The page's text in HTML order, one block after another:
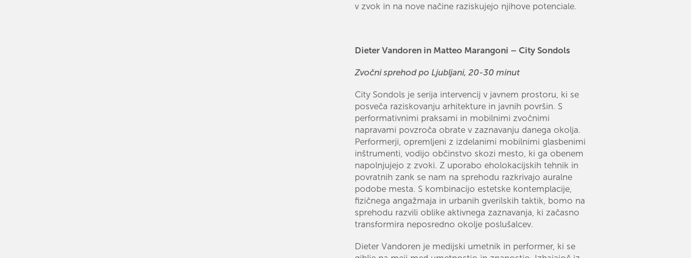
v zvok in na nove načine raziskujejo njihove potenciale.
Dieter Vandoren in Matteo Marangoni – City Sondols
Zvočni sprehod po Ljubljani, 20-30 minut
City Sondols je serija intervencij v javnem prostoru, ki se
posveča raziskovanju arhitekture in javnih površin. S
performativnimi praksami in mobilnimi zvočnimi
napravami povzroča obrate v zaznavanju danega okolja.
Performerji, opremljeni z izdelanimi mobilnimi glasbenimi
inštrumenti, vodijo občinstvo skozi mesto, ki ga obenem
napolnjujejo z zvoki. Z uporabo eholokacijskih tehnik in
povratnih zank se nam na sprehodu razkrivajo auralne
podobe mesta. S kombinacijo estetske kontemplacije,
fizičnega angažmaja in urbanih gverilskih taktik, bomo na
sprehodu razvili oblike aktivnega zaznavanja, ki začasno
transformira neposredno okolje poslušalcev.
Dieter Vandoren je medijski umetnik in performer, ki se